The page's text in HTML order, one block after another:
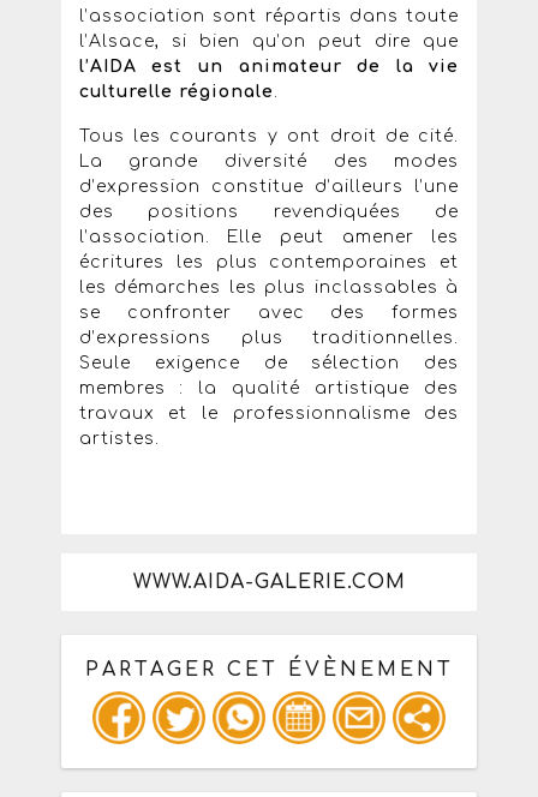
l’association sont répartis dans toute
l’Alsace, si bien qu’on peut dire que
l’AIDA est un animateur de la vie
culturelle régionale
Tous les courants y ont droit de cité.
La grande diversité des modes
d’expression constitue d’ailleurs l’une
des positions revendiquées de
l’association. Elle peut amener les
écritures les plus contemporaines et
les démarches les plus inclassables à
se confronter avec des formes
d’expressions plus traditionnelles.
Seule exigence de sélection des
membres : la qualité artistique des
travaux et le professionnalisme des
artistes.
WWW.AIDA-GALERIE.COM
PARTAGER CET ÉVÈNEMENT
Copiez les infos ci-dessous pour un